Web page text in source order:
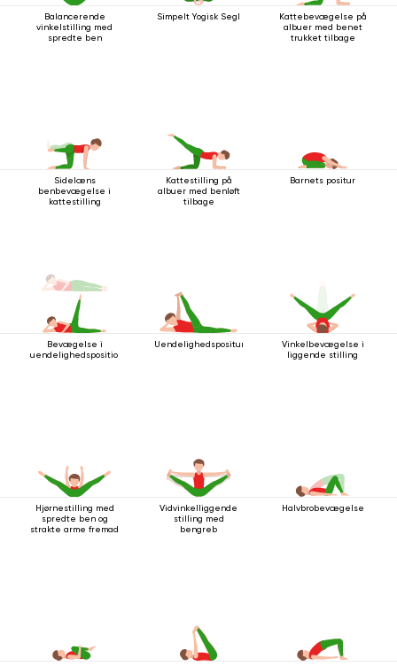
Balancerende
vinkelstilling med
spredte ben
Simpelt Yogisk Segl
Kattebevægelse på
albuer med benet
trukket tilbage
Sidelæns
benbevægelse i
kattestilling
Kattestilling på
albuer med benløft
tilbage
Barnets positur
Bevægelse i
uendelighedsposition
Uendelighedspositur
Vinkelbevægelse i
liggende stilling
Hjørnestilling med
spredte ben og
strakte arme fremad
Vidvinkelliggende
stilling med
bengreb
Halvbrobevægelse